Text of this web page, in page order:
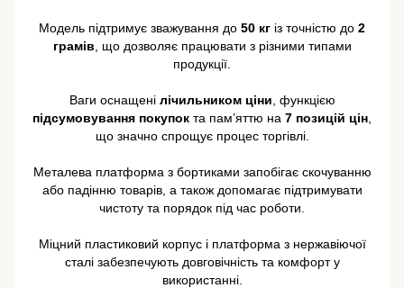
Модель підтримує зважування до 50 кг із точністю до 2
грамів , що дозволяє працювати з різними типами
продукції.
Ваги оснащені лічильником ціни , функцією
підсумовування покупок та пам’яттю на 7 позицій цін
що значно спрощує процес торгівлі.
Металева платформа з бортиками запобігає скочуванню
або падінню товарів, а також допомагає підтримувати
чистоту та порядок під час роботи.
Міцний пластиковий корпус і платформа з нержавіючої
сталі забезпечують довговічність та комфорт у
використанні.